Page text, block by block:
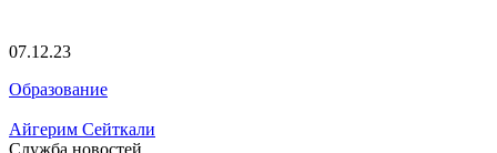
07.12.23
Образование
Айгерим Сейткали